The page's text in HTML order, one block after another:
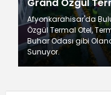
Grand Özgül
Afyonkarahisar'da
Özgül Termal Otel,
Buhar Odası gibi
Sunuyor.